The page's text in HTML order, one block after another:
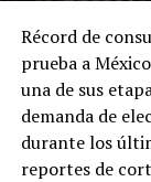
su ubicación
El huachicol
en ingresar
el pago de
opera con la
Récord de
prueba a
una de sus
demanda de
durante los
reportes de